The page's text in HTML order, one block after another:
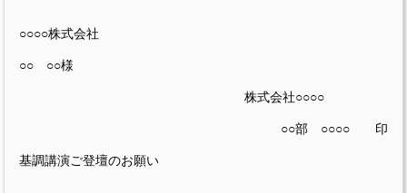
○○○○株式会社
○○ ○○様
株式会社○○○○
○○部 ○○○○ 印
基調講演ご登壇のお願い